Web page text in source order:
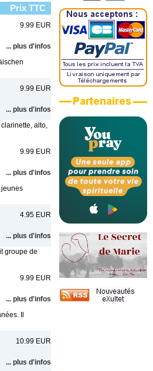
Prix TTC
9.99 EUR
... plus d'infos
9.99 EUR
... plus d'infos
alto,
9.99 EUR
... plus d'infos
jeunes
4.95 EUR
... plus d'infos
groupe de
9.99 EUR
... plus d'infos
Il
10.99 EUR
... plus d'infos